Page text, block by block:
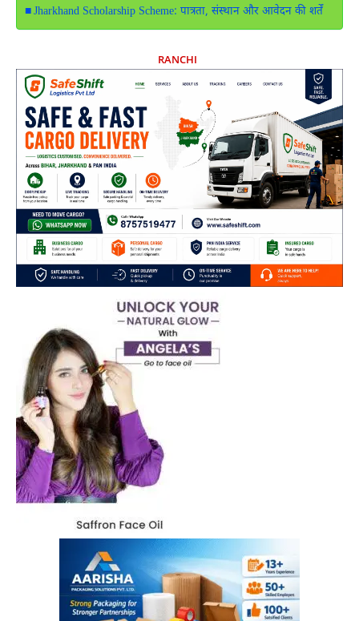
Jharkhand Scholarship Scheme: पात्रता, संस्थान और आवेदन की शर्तें
RANCHI